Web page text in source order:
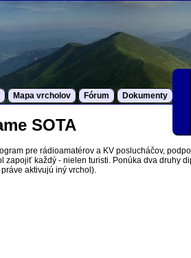
Mapa vrcholov Fórum Dokumenty
SOTA
pre rádioamatérov a KV poslucháčov,
zapojiť každý - nielen turisti. Ponúka dva druhy
aktivujú iný vrchol).